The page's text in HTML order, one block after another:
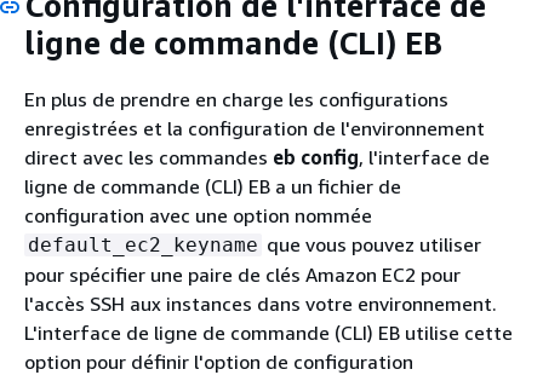
ligne de commande (CLI) EB
En plus de prendre en charge les configurations
enregistrées et la configuration de l'environnement
direct avec les commandes eb config, l'interface de
ligne de commande (CLI) EB a un fichier de
configuration avec une option nommée
default_ec2_keyname que vous pouvez utiliser
pour spécifier une paire de clés Amazon EC2 pour
l'accès SSH aux instances dans votre environnement.
L'interface de ligne de commande (CLI) EB utilise cette
option pour définir l'option de configuration